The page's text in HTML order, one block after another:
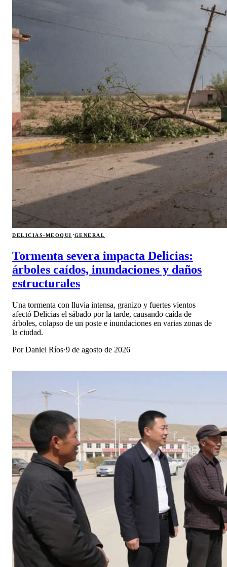
DELICIAS-MEOQUI ·GENERAL
Tormenta severa impacta Delicias:
árboles caídos, inundaciones y daños
estructurales
Una tormenta con lluvia intensa, granizo y fuertes vientos
afectó Delicias el sábado por la tarde, causando caída de
árboles, colapso de un poste e inundaciones en varias zonas de
la ciudad.
PorDaniel Ríos·9 de agosto de 2026